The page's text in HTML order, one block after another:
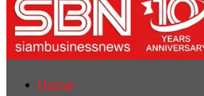
Home